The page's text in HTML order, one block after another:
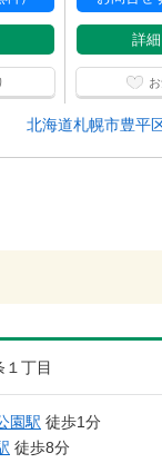
詳
北海道札幌市豊平
１丁目
園駅 徒歩1分
徒歩8分